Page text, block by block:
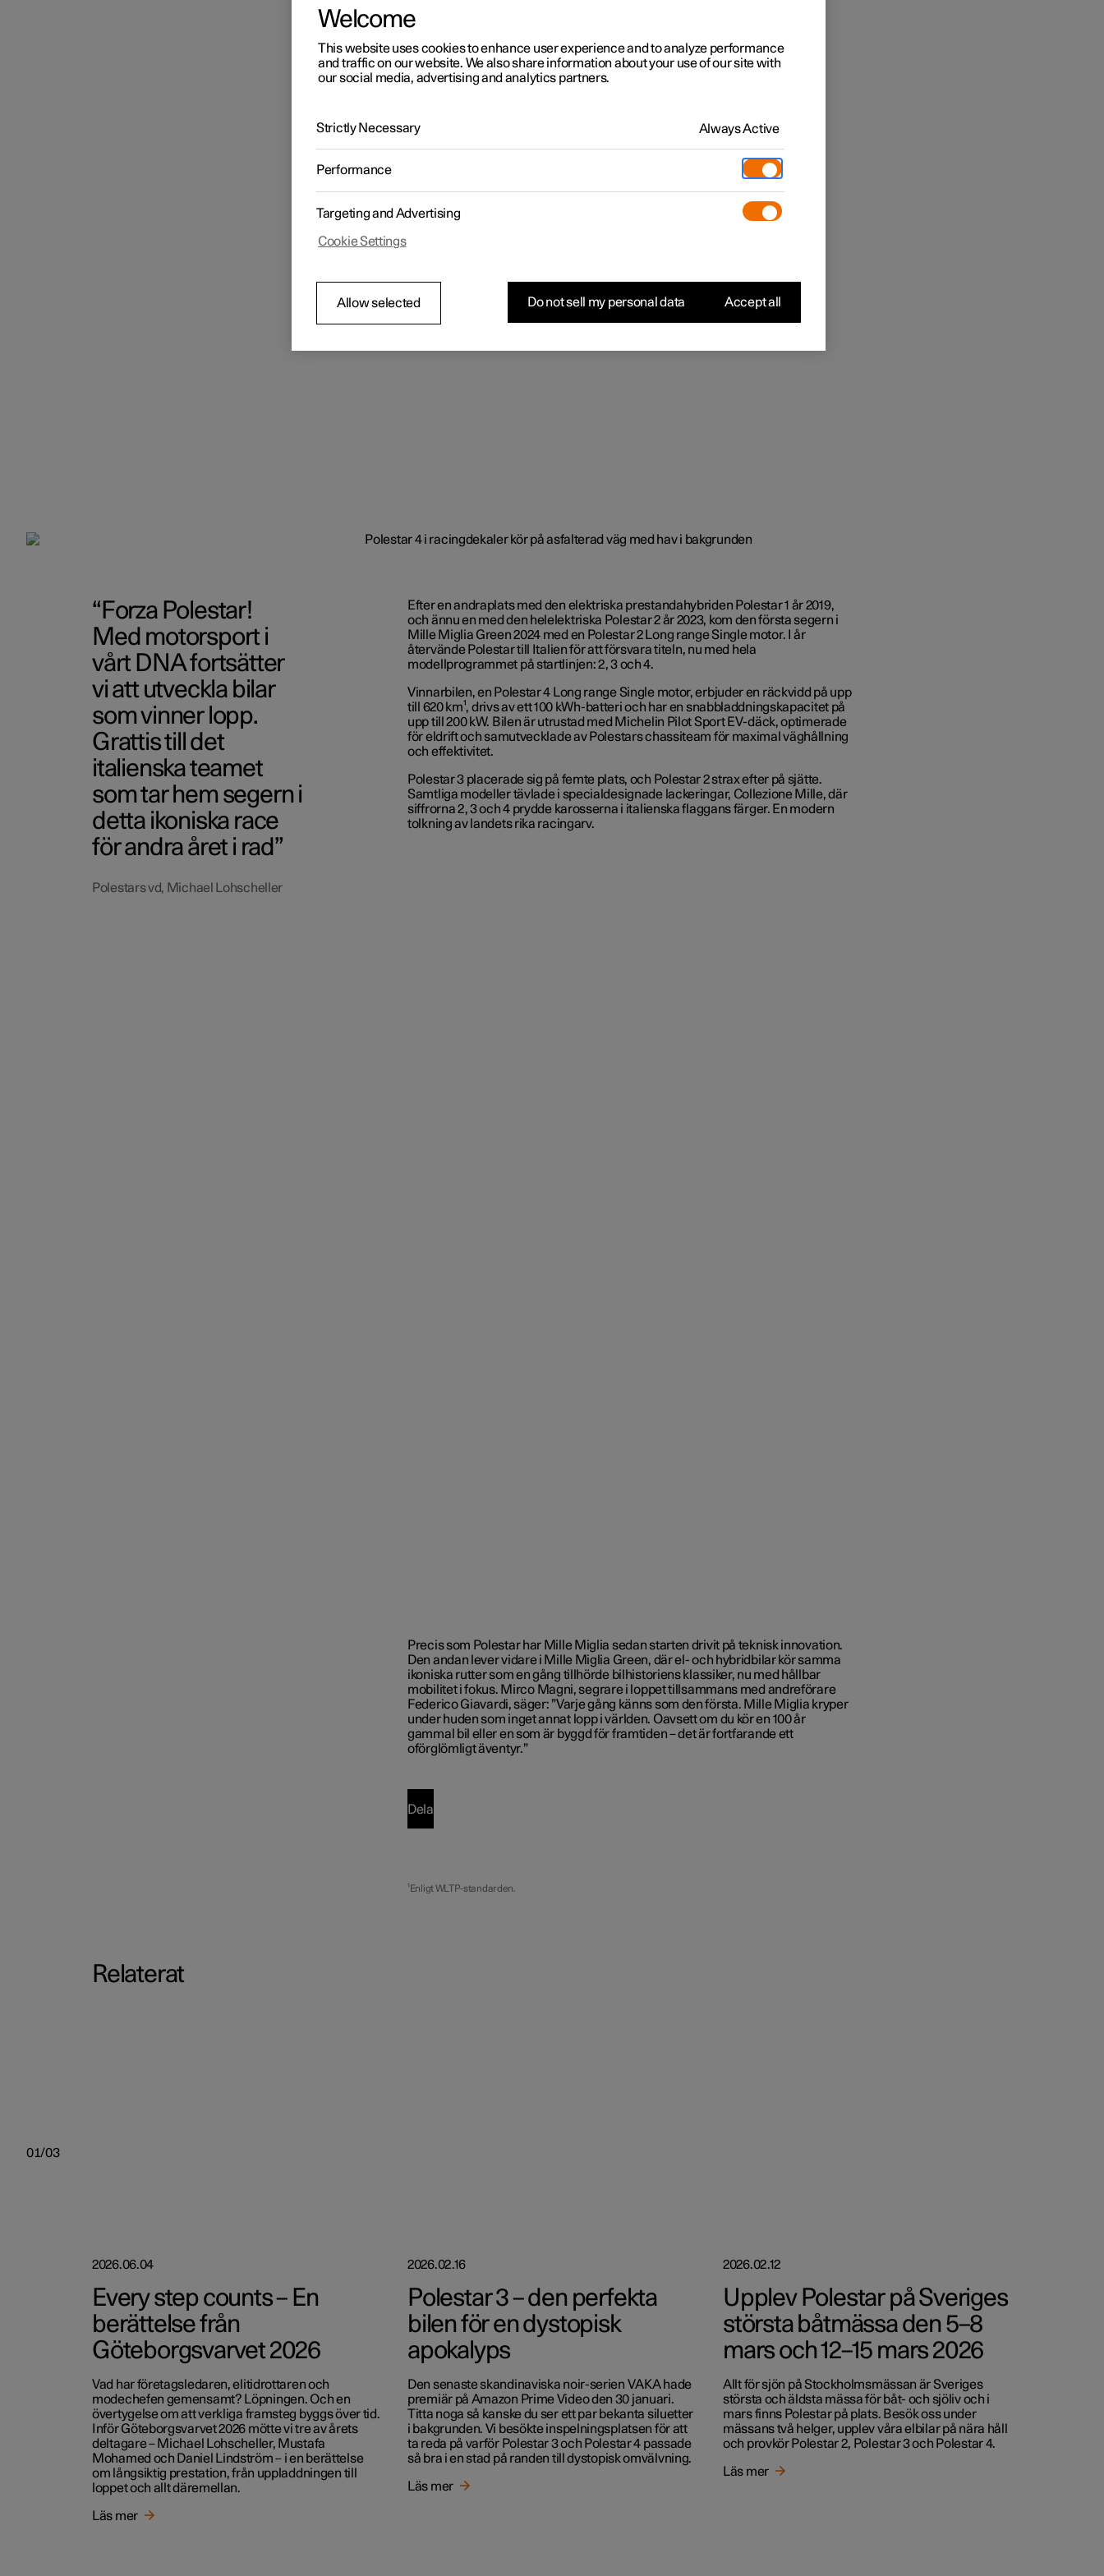
Forza Polestar!
Med motorsport i
vårt DNA fortsätter
vi att utveckla bilar
som vinner lopp.
Grattis till det
italienska teamet
som tar hem segern i
detta ikoniska race
för andra året i rad
Polestars vd, Michael Lohscheller
Efter en andraplats med den elektriska prestandahybriden Polestar 1 år 2019,
och ännu en med den helelektriska Polestar 2 år 2023, kom den första segern i
Mille Miglia Green 2024 med en Polestar 2 Long range Single motor. I år
återvände Polestar till Italien för att försvara titeln, nu med hela
modellprogrammet på startlinjen: 2, 3 och 4.
Vinnarbilen, en Polestar 4 Long range Single motor, erbjuder en räckvidd på upp
till 620 km¹, drivs av ett 100 kWh-batteri och har en snabbladdningskapacitet på
upp till 200 kW. Bilen är utrustad med Michelin Pilot Sport EV-däck, optimerade
för eldrift och samutvecklade av Polestars chassiteam för maximal väghållning
och effektivitet.
Polestar 3 placerade sig på femte plats, och Polestar 2 strax efter på sjätte.
Samtliga modeller tävlade i specialdesignade lackeringar, Collezione Mille, där
siffrorna 2, 3 och 4 prydde karosserna i italienska flaggans färger. En modern
tolkning av landets rika racingarv.
01/03
Precis som Polestar har Mille Miglia sedan starten drivit på teknisk innovation.
Den andan lever vidare i Mille Miglia Green, där el- och hybridbilar kör samma
ikoniska rutter som en gång tillhörde bilhistoriens klassiker, nu med hållbar
mobilitet i fokus. Mirco Magni, segrare i loppet tillsammans med andreförare
FedericoGiavardi, säger: ”Varje gång känns som den första. Mille Miglia kryper
under huden som inget annat lopp i världen. Oavsett om du kör en 100 år
gammal bil eller en som är byggd för framtiden – det är fortfarande ett
oförglömligt äventyr.”
Dela
¹Enligt WLTP-standarden.
Relaterat
2026.06.04
Every step counts – En
berättelse från
Göteborgsvarvet 2026
Vad har företagsledaren, elitidrottaren och
modechefen gemensamt? Löpningen. Och en
övertygelse om att verkliga framsteg byggs över tid.
Inför Göteborgsvarvet 2026 mötte vi tre av årets
deltagare – Michael Lohscheller, Mustafa
Mohamed och Daniel Lindström – i en berättelse
om långsiktig prestation, från uppladdningen till
loppet och allt däremellan.
Läs mer
2026.02.16
Polestar 3 – den perfekta
bilen för en dystopisk
apokalyps
Den senaste skandinaviska noir-serien VAKA hade
premiär på Amazon Prime Video den 30 januari.
Titta noga så kanske du ser ett par bekanta siluetter
i bakgrunden. Vi besökte inspelningsplatsen för att
ta reda på varför Polestar 3 och Polestar 4 passade
så bra i en stad på randen till dystopisk omvälvning.
Läs mer
2026.02.12
Upplev Polestar på Sveriges
största båtmässa den 5–8
mars och 12–15 mars 2026
Allt för sjön på Stockholmsmässan är Sveriges
största och äldsta mässa för båt- och sjöliv och i
mars finns Polestar på plats. Besök oss under
mässans två helger, upplev våra elbilar på nära håll
och provkör Polestar 2, Polestar 3 och Polestar 4.
Läs mer
Welcome
This website uses cookies to enhance user experience and to analyze performance
and traffic on our website. We also share information about your use of our site with
our social media, advertising and analytics partners.
Strictly Necessary Always Active
Performance
Targeting and Advertising
Cookie Settings
Allow selected Do not sell my personal data Accept all